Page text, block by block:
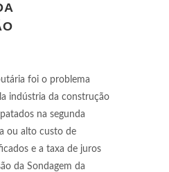
foi o problema
indústria da construção
na segunda
ou alto custo de
e a taxa de juros
da Sondagem da